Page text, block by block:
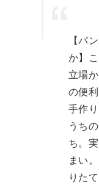
【パ
か】
立場
の便
手作
うち
ち。
まい
りた